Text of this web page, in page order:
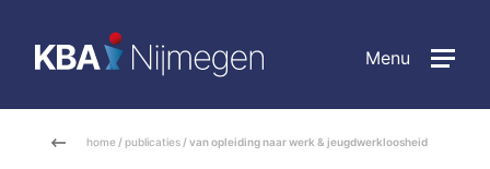
Menu
home / publicaties / van opleiding naar werk & jeugdwerkloosheid